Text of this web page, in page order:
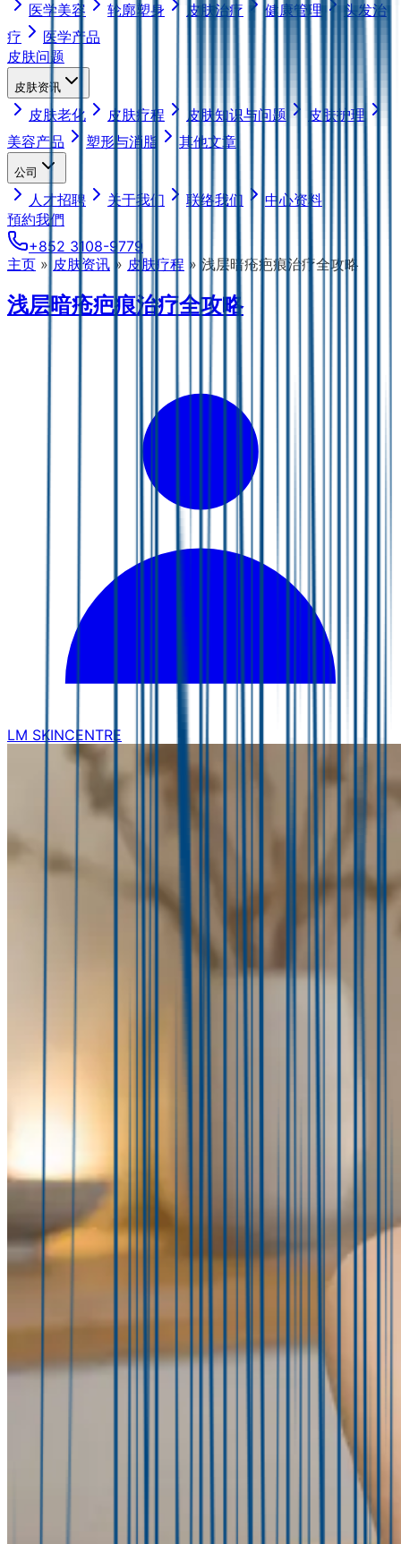
医学美容 轮廓塑身 皮肤治疗 健康管理
头发治
疗
医学产品
皮肤问题
皮肤资讯
皮肤老化 皮肤疗程 皮肤知识与问题
皮肤护理
美容产品
塑形与消脂 其他文章
公司
人才招聘 关于我们 联络我们
中心资料
預約我們
+852 3108-9779
主页 » 皮肤资讯 » 皮肤疗程 » 浅层暗疮疤痕治疗全攻略
浅层暗疮疤痕治疗全攻略
LM SKINCENTRE